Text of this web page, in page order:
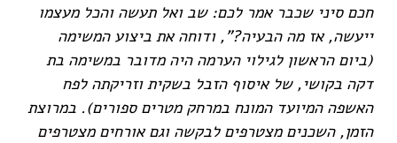
חכם סיני שכבר אמר לכם: שב ואל תעשה והכל מעצמו
ייעשה, אז מה הבעיה?", ודוחה את ביצוע המשימה
(ביום הראשון לגילוי הערמה היה מדובר במשימה בת
דקה בקושי, של איסוף הזבל בשקית וזריקתה לפח
האשפה המיועד המונח במרחק מטרים ספורים). במרוצת
הזמן, השכנים מצטרפים לבקשה וגם אורחים מצטרפים